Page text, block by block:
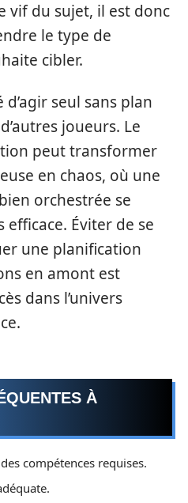
vif du sujet, il est donc
le type de
cibler.
seul sans plan
joueurs. Le
peut transformer
en chaos, où une
orchestrée se
Éviter de se
une planification
en amont est
dans l’univers
À
compétences requises.